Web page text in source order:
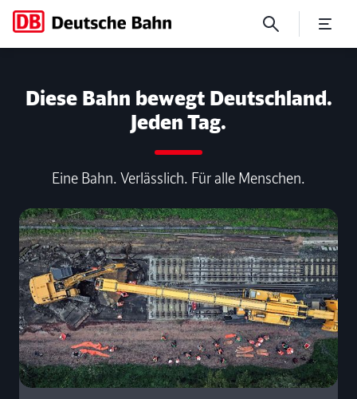
Diese Bahn bewegt Deutschland.
Jeden Tag.
Eine Bahn. Verlässlich. Für alle Menschen.